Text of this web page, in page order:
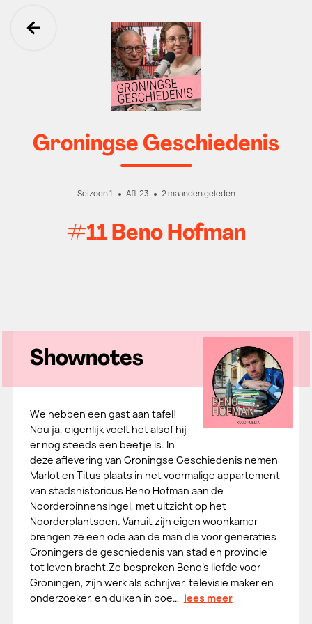
Ga terug
Groningse Geschiedenis
Seizoen 1 Afl. 23 2 maanden geleden
#11 Beno Hofman
Shownotes
We hebben een gast aan tafel!
Nou ja, eigenlijk voelt het alsof hij
er nog steeds een beetje is. In
deze aflevering van Groningse Geschiedenis nemen
Marlot en Titus plaats in het voormalige appartement
van stadshistoricus Beno Hofman aan de
Noorderbinnensingel, met uitzicht op het
Noorderplantsoen. Vanuit zijn eigen woonkamer
brengen ze een ode aan de man die voor generaties
Groningers de geschiedenis van stad en provincie
tot leven bracht.Ze bespreken Beno’s liefde voor
Groningen, zijn werk als schrijver, televisie maker en
onderzoeker, en duiken in boe… lees meer